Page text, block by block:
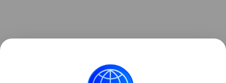
Также недавно рассказывали, что HeyGears